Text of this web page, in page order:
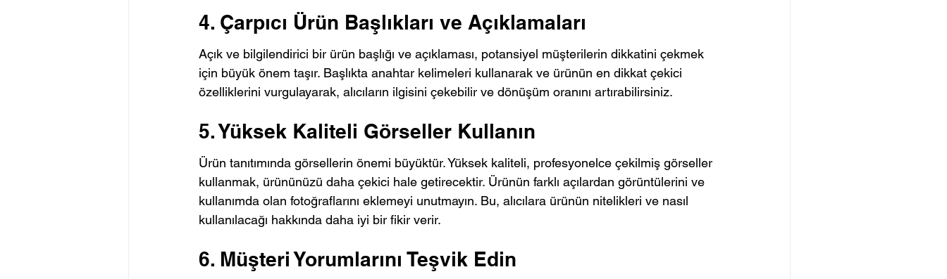
4. Çarpıcı Ürün Başlıkları ve Açıklamaları
Açık ve bilgilendirici bir ürün başlığı ve açıklaması, potansiyel müşterilerin dikkatini çekmek
için büyük önem taşır. Başlıkta anahtar kelimeleri kullanarak ve ürünün en dikkat çekici
özelliklerini vurgulayarak, alıcıların ilgisini çekebilir ve dönüşüm oranını artırabilirsiniz.
5. Yüksek Kaliteli Görseller Kullanın
Ürün tanıtımında görsellerin önemi büyüktür. Yüksek kaliteli, profesyonelce çekilmiş görseller
kullanmak, ürününüzü daha çekici hale getirecektir. Ürünün farklı açılardan görüntülerini ve
kullanımda olan fotoğraflarını eklemeyi unutmayın. Bu, alıcılara ürünün nitelikleri ve nasıl
kullanılacağı hakkında daha iyi bir fikir verir.
6. Müşteri Yorumlarını Teşvik Edin